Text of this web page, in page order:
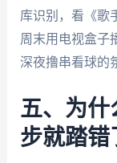
库识别，看《歌
周末用电视盒子
深夜撸串看球的
五、为什
步就踏错